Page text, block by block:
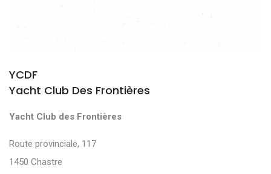
YCDF
Yacht Club Des Frontières
Yacht Club des Frontières
Route provinciale, 117
1450 Chastre